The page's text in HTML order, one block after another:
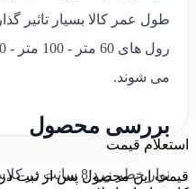
طول عمر کالا بسیار تاثیر
می شوند.
بررسی محصول
نوار خطر زرد 8 سانت در کلاس
استعلام قیمت
قیمت این محصول پس از ثبت